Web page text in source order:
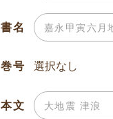
書名
巻号
本文